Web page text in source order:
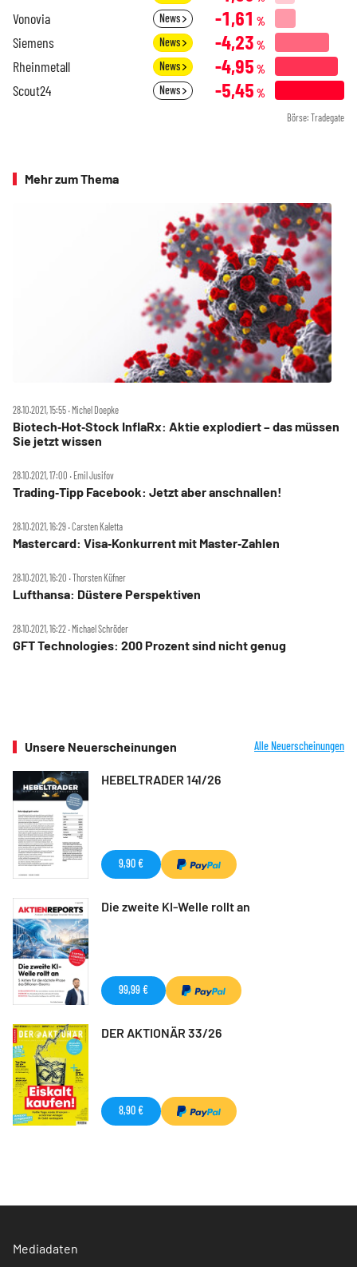
Vonovia News -1,61 %
Siemens News -4,23 %
Rheinmetall News -4,95 %
Scout24 News -5,45 %
Börse: Tradegate
Mehr zum Thema
28.10.2021, 15:55 ‧ Michel Doepke
Biotech‑Hot‑Stock InflaRx: Aktie explodiert – das müssen
Sie jetzt wissen
28.10.2021, 17:00 ‧ Emil Jusifov
Trading‑Tipp Facebook: Jetzt aber anschnallen!
28.10.2021, 16:29 ‧ Carsten Kaletta
Mastercard: Visa‑Konkurrent mit Master‑Zahlen
28.10.2021, 16:20 ‧ Thorsten Küfner
Lufthansa: Düstere Perspektiven
28.10.2021, 16:22 ‧ Michael Schröder
GFT Technologies: 200 Prozent sind nicht genug
Unsere Neuerscheinungen Alle Neuerscheinungen
HEBELTRADER 141/26
9,90 €
Die zweite KI-Welle rollt an
99,99 €
DER AKTIONÄR 33/26
8,90 €
Mediadaten